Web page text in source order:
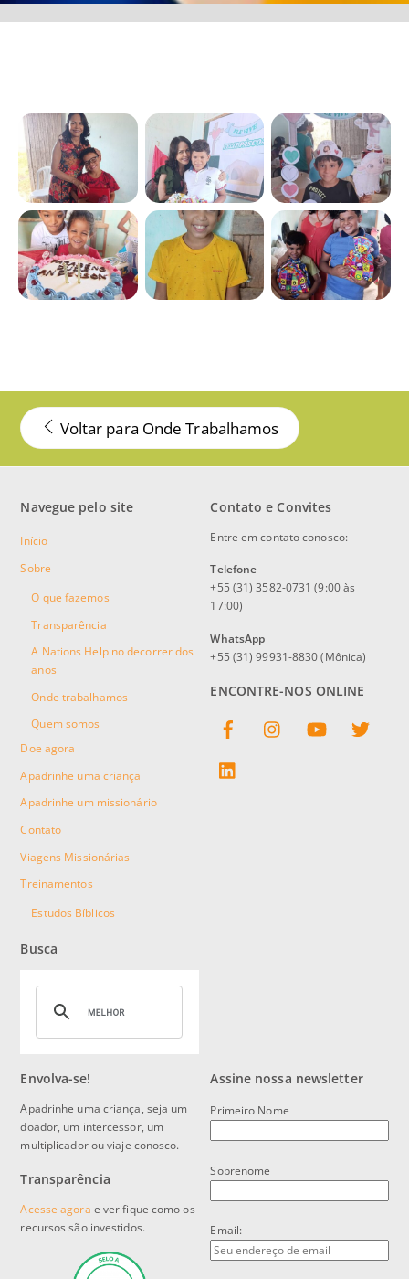
Voltar para Onde Trabalhamos
Navegue pelo site
Início
Sobre
O que fazemos
Transparência
A Nations Help no decorrer dos
anos
Onde trabalhamos
Quem somos
Doe agora
Apadrinhe uma criança
Apadrinhe um missionário
Contato
Viagens Missionárias
Treinamentos
Estudos Bíblicos
Busca
Contato e Convites
Entre em contato conosco:
Telefone
+55 (31) 3582-0731 (9:00 às
17:00)
WhatsApp
+55 (31) 99931-8830 (Mônica)
ENCONTRE-NOS ONLINE
Envolva-se!
Apadrinhe uma criança, seja um
doador, um intercessor, um
multiplicador ou viaje conosco.
Transparência
Acesse agora e verifique como os
recursos são investidos.
Assine nossa newsletter
Primeiro Nome
Sobrenome
Email: